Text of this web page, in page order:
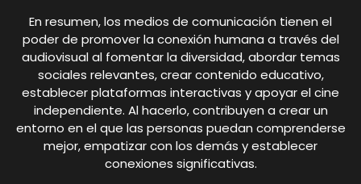
En resumen, los medios de comunicación tienen el
poder de promover la conexión humana a través del
audiovisual al fomentar la diversidad, abordar temas
sociales relevantes, crear contenido educativo,
establecer plataformas interactivas y apoyar el cine
independiente. Al hacerlo, contribuyen a crear un
entorno en el que las personas puedan comprenderse
mejor, empatizar con los demás y establecer
conexiones significativas.